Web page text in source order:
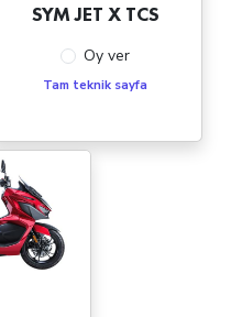
SYM JET X TCS
Oy ver
Tam teknik sayfa